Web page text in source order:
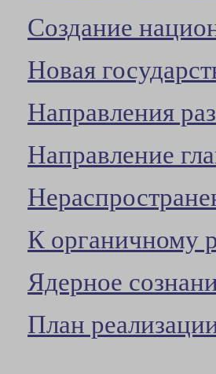
Создание
Новая
Направления
Направление
К органичному
Ядерное
План